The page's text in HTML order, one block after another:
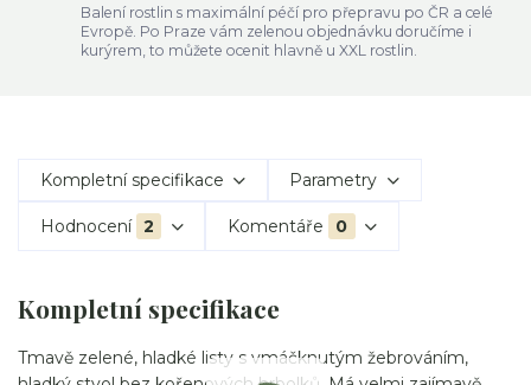
Balení rostlin s maximální péčí pro přepravu po ČR a celé
Evropě. Po Praze vám zelenou objednávku doručíme i
kurýrem, to můžete ocenit hlavně u XXL rostlin.
Kompletní specifikace Parametry
Hodnocení 2 Komentáře 0
Kompletní specifikace
Tmavě zelené, hladké listy s vmáčknutým žebrováním,